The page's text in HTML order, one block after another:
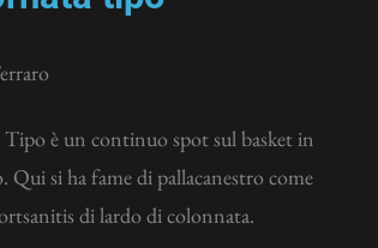
è un continuo spot sul basket in
si ha fame di pallacanestro come
di lardo di colonnata.